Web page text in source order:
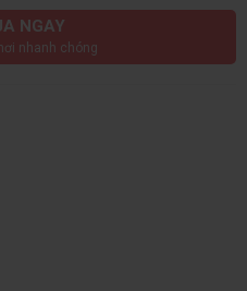
NGAY
nhanh chóng